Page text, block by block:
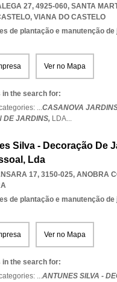
27, 4925-060, SANTA
, VIANA DO CASTELO
de plantação e manutenção de
Ver no Mapa
in the search for:
...CASANOVA
DE JARDINS, LDA...
Silva - Decoração De
Lda
17, 3150-025, ANOBRA
de plantação e manutenção de
Ver no Mapa
in the search for:
...ANTUNES SILVA -